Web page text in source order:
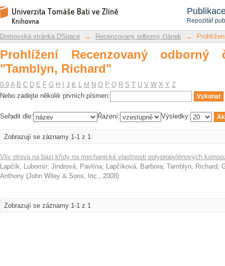
Repozitář
Prohlížení Recenzovaný odborný
Repozitář DSpace/Manakin
Domovská stránka DSpace → Recenzovaný odborný článek →
Prohlížení Recenzovaný
"Tamblyn, Richard"
0-9 A B C D E F G H J K L M N O P Q R S T U V W X Y Z
Nebo zadejte několik prvních písmen:
Seřadit dle: Řazení: Výsledky:
Zobrazují se záznamy 1-1 z 1
Vliv plniva na bázi křídy na mechanické vlastnosti polypropylénových
Lapčík, Lubomír; Jindrová, Pavlína; Lapčíková, Barbora; Tamblyn, Richard;
Anthony (John Wiley & Sons, Inc., 2008)
Zobrazují se záznamy 1-1 z 1